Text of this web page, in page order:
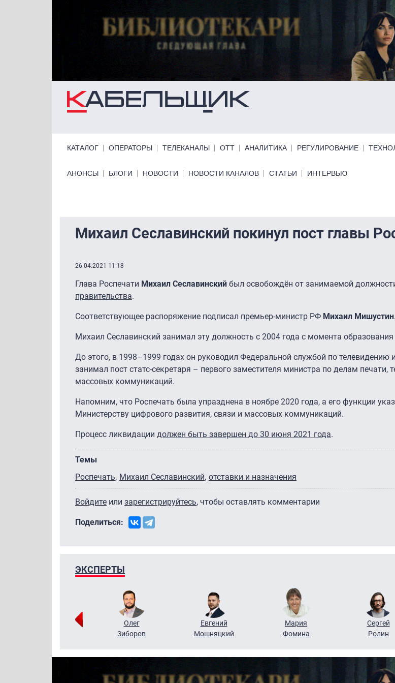
КАТАЛОГ ОПЕРАТОРЫ ТЕЛЕКАНАЛЫ ОТТ АНАЛИТИКА РЕГУЛИРОВАНИЕ
Primary links bottom
АНОНСЫ БЛОГИ НОВОСТИ НОВОСТИ КАНАЛОВ СТАТЬИ ИНТЕРВЬЮ
Михаил Сеславинский покинул пост главы
26.04.2021 11:18
Глава Роспечати Михаил Сеславинский был освобождён от занимаемой
правительства.
Соответствующее распоряжение подписал премьер-министр РФ Михаил Мишустин.
Михаил Сеславинский занимал эту должность с 2004 года с момента
До этого, в 1998–1999 годах он руководил Федеральной службой по
занимал пост статс-секретаря – первого заместителя министра по делам печати,
массовых коммуникаций.
Напомним, что Роспечать была упразднена в ноябре 2020 года, а его функции
Министерству цифрового развития, связи и массовых коммуникаций.
Процесс ликвидации должен быть завершен до 30 июня 2021 года.
Темы
Роспечать Михаил Сеславинский отставки и назначения
Войдите или зарегистрируйтесь, чтобы оставлять комментарии
Поделиться:
ЭКСПЕРТЫ
Олег
Зиборов
Евгений
Мошняцкий
Мария
Фомина
Сергей
Ролин